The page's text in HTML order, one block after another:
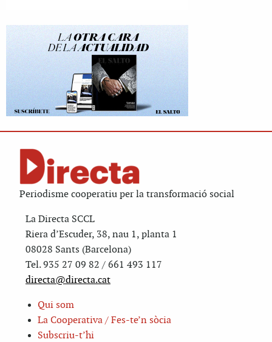
Periodisme cooperatiu per la transformació social
La Directa SCCL
Riera d’Escuder, 38, nau 1, planta 1
08028 Sants (Barcelona)
Tel. 935 27 09 82 / 661 493 117
directa@directa.cat
Qui som
La Cooperativa / Fes-te’n sòcia
Subscriu-t’hi